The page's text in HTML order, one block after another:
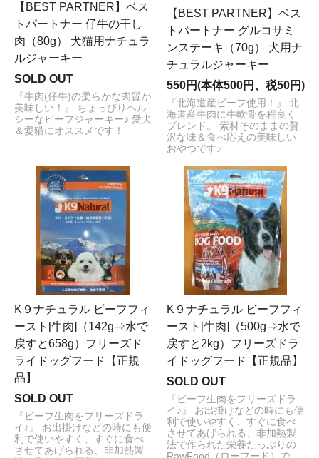
【BEST PARTNER】ベス
トパートナー 仔牛の干し
肉（80g） 犬猫用ナチュラ
ルジャーキー
SOLD OUT
『牛肉(仔牛)の柔らかな肉質が
美味しい！』 ちょっぴりヘル
シーなビーフジャーキー♪ 愛犬
＆愛猫にオススメです！
【BEST PARTNER】ベス
トパートナー グルコサミ
ンステーキ（70g） 犬用ナ
チュラルジャーキー
550円(本体500円、税50円)
『北海道産ビーフ使用！』 北
海道産牛肉に牛軟骨を程良く
ブレンド。 素材そのままの贅
沢な味＆食べ応えの美味しい
おやつです♪
K９ナチュラル ビーフフィ
ースト[牛肉]（142g⇒水で
戻すと658g）フリーズド
ライドッグフード【正規
品】
SOLD OUT
『ビーフ生肉をフリーズドラ
イ♪』 お出掛けなどの時にも便
利で使いやすく、すぐに食べ
させてあげられる、非加熱製
K９ナチュラル ビーフフィ
ースト[牛肉]（500g⇒水で
戻すと2kg）フリーズドラ
イドッグフード【正規品】
SOLD OUT
『ビーフ生肉をフリーズドラ
イ♪』 お出掛けなどの時にも便
利で使いやすく、すぐに食べ
させてあげられる、非加熱製
法で作られた栄養たっぷりの